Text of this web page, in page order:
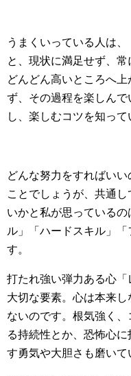
うまくいっている人は、
と、現状に満足せず、常
どんどん高いところへ
ず、その過程を楽しん
し、楽しむコツを知って
どんな努力をすればい
ことでしょうが、共通
いかと私が思っている
ル」「ハードスキル」
す。
打たれ強い弾力ある心「
大切な要素。心は本来
ないのです。根気強く
る持続性とか、恐怖心
す勇気や大胆さも磨いて